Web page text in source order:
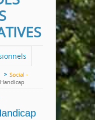
Social -
Handicap